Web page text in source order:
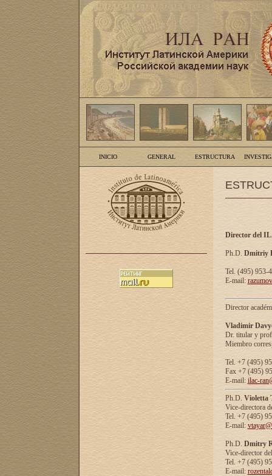
INICIO GENERAL ESTRUCTURA
Director del
Ph.D. Dmitriy
Tel. (495) 953-
E-mail:
Director
Vladimir
Dr. titular y
Miembro
Tel. +7 (495)
Fax +7 (495)
E-mail: ilac-
Ph.D. Violetta
Vice-directora
Tel. +7 (495)
E-mail:
Ph.D. Dmitry
Vice-director
Tel. +7 (495)
E-mail: